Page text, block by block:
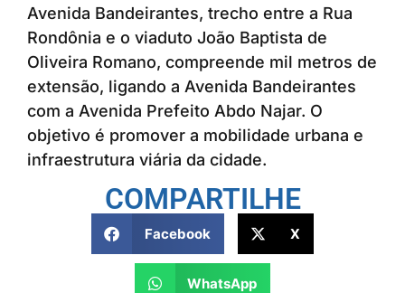
Avenida Bandeirantes, trecho entre a Rua
Rondônia e o viaduto João Baptista de
Oliveira Romano, compreende mil metros de
extensão, ligando a Avenida Bandeirantes
com a Avenida Prefeito Abdo Najar. O
objetivo é promover a mobilidade urbana e
infraestrutura viária da cidade.
COMPARTILHE
Facebook X
WhatsApp